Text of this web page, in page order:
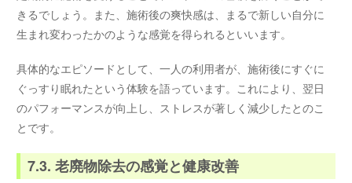
きるでしょう。また、施術後の爽快感は、まるで新しい自分に
生まれ変わったかのような感覚を得られるといいます。
具体的なエピソードとして、一人の利用者が、施術後にすぐに
ぐっすり眠れたという体験を語っています。これにより、翌日
のパフォーマンスが向上し、ストレスが著しく減少したとのこ
とです。
7.3. 老廃物除去の感覚と健康改善